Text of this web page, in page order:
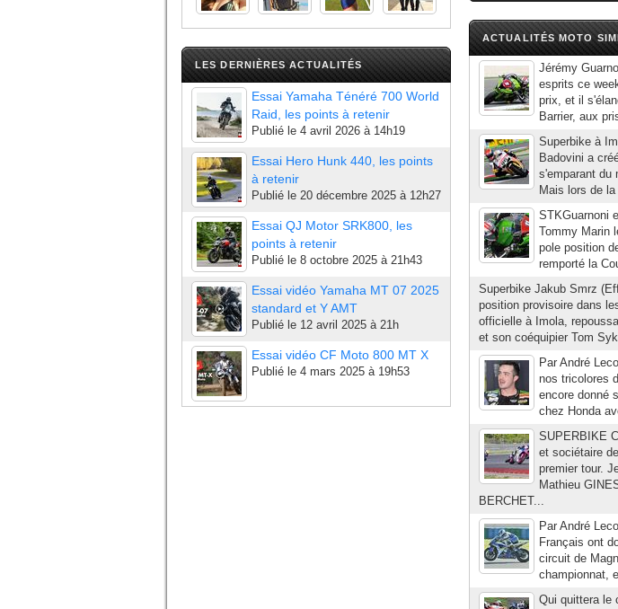
LES DERNIÈRES ACTUALITÉS
Essai Yamaha Ténéré 700 World
Raid, les points à retenir
Publié le 4 avril 2026 à 14h19
Essai Hero Hunk 440, les points
à retenir
Publié le 20 décembre 2025 à 12h27
Essai QJ Motor SRK800, les
points à retenir
Publié le 8 octobre 2025 à 21h43
Essai vidéo Yamaha MT 07 2025
standard et Y AMT
Publié le 12 avril 2025 à 21h
Essai vidéo CF Moto 800 MT X
Publié le 4 mars 2025 à 19h53
ACTUALITÉS MOTO
Jérémy
esprits ce
prix, et il
Barrier, aux
Superbike à
Badovini a
s'emparant du
Mais lors de
STKGuarnoni
Tommy Marin
pole position
remporté la
Superbike Jakub Smrz
position provisoire dans
officielle à Imola,
et son coéquipier Tom
Par André
nos tricolores
encore donné
chez Honda
SUPERBIKE
et sociétaire
premier tour.
Mathieu
BERCHET...
Par André
Français ont
circuit de
championnat,
Qui quittera le